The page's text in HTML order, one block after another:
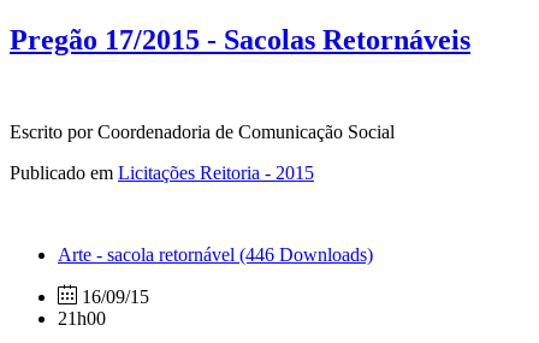
Pregão 17/2015 - Sacolas Retornáveis
Escrito por Coordenadoria de Comunicação Social
Publicado em Licitações Reitoria - 2015
Arte - sacola retornável (446 Downloads)
16/09/15
21h00